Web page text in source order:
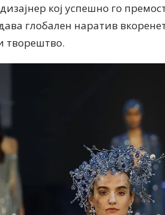
кој успешно го
глобален наратив
творештво.
Дваесет одговори
Антовска за